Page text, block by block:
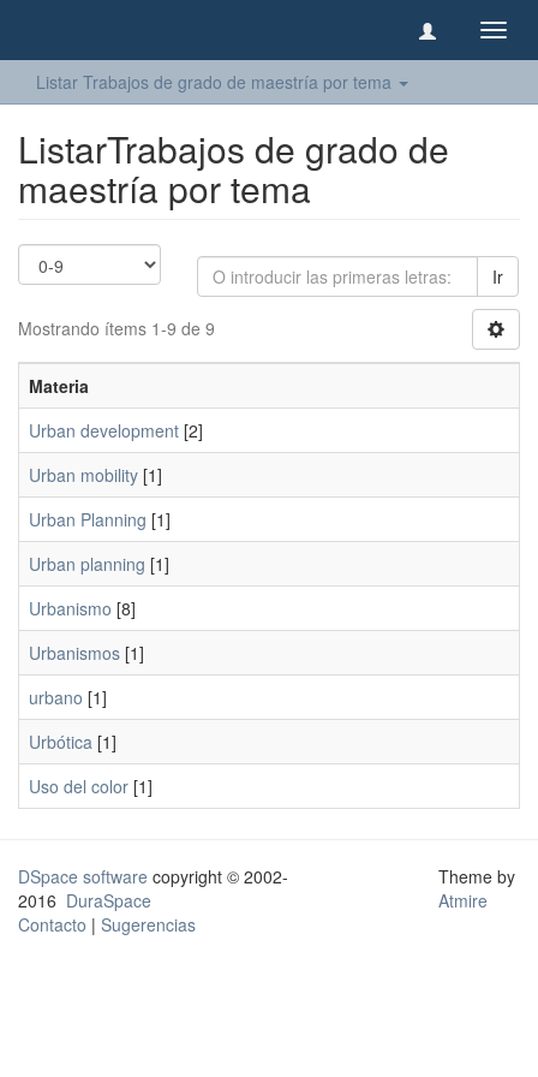
Listar Trabajos de grado de maestría por tema
ListarTrabajos de grado de
maestría por tema
Ir
Mostrando ítems 1-9 de 9
Materia
Urban development [2]
Urban mobility [1]
Urban Planning [1]
Urban planning [1]
Urbanismo [8]
Urbanismos [1]
urbano [1]
Urbótica [1]
Uso del color [1]
DSpace software copyright © 2002-
2016 DuraSpace
Contacto | Sugerencias
Theme by
Atmire